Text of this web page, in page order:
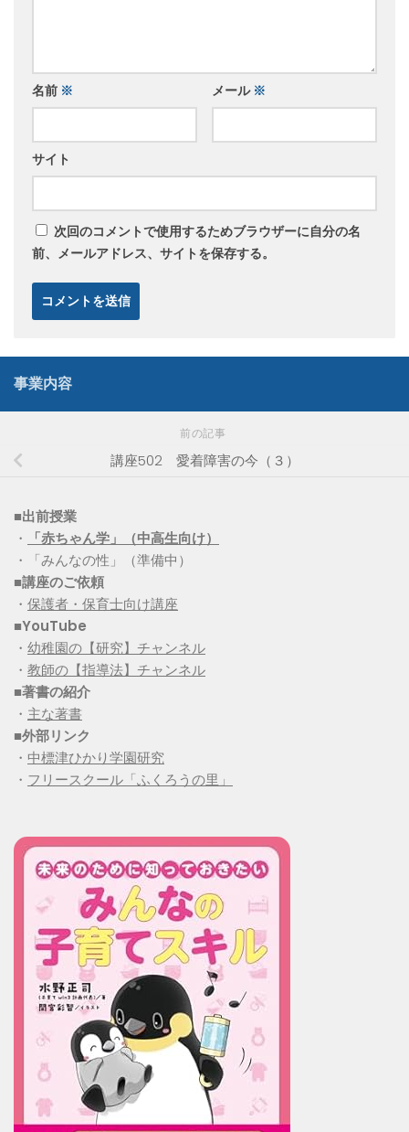
名前 ※ メール ※
サイト
次回のコメントで使用するためブラウザーに自分の名
前、メールアドレス、サイトを保存する。
事業内容
前の記事
講座502 愛着障害の今（３）
■出前授業
・
「赤ちゃん学」（中高生向け）
・「みんなの性」（準備中）
■講座のご依頼
・ 保護者・保育士向け講座
■YouTube
・ 幼稚園の【研究】チャンネル
・ 教師の【指導法】チャンネル
■著書の紹介
・ 主な著書
■外部リンク
・ 中標津ひかり学園研究
・ フリースクール「ふくろうの里」